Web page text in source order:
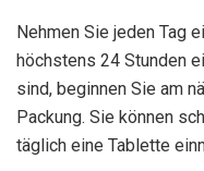
Nehmen Sie jeden Tag
höchstens 24 Stunden
sind, beginnen Sie am
Packung. Sie können
täglich eine Tablette